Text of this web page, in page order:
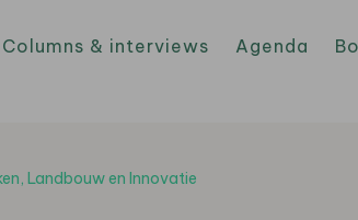
Columns & interviews Agenda
Landbouw en Innovatie